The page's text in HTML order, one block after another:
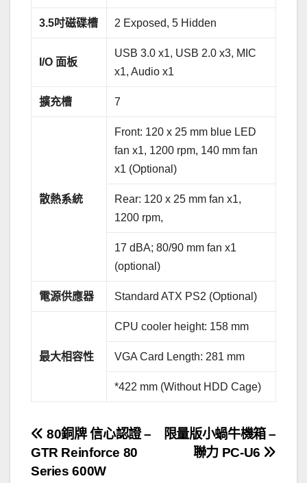
3.5吋磁碟槽 2 Exposed, 5 Hidden
I/O 面板
USB 3.0 x1, USB 2.0 x3, MIC
x1, Audio x1
擴充槽 7
散熱系統
Front: 120 x 25 mm blue LED
fan x1, 1200 rpm, 140 mm fan
x1 (Optional)
Rear: 120 x 25 mm fan x1,
1200 rpm,
17 dBA; 80/90 mm fan x1
(optional)
電源供應器 Standard ATX PS2 (Optional)
最大相容性
CPU cooler height: 158 mm
VGA Card Length: 281 mm
*422 mm (Without HDD Cage)
文
章
限量版小蝸牛機箱 –
聯力 PC-U6
80銅牌 信心認證 –
GTR Reinforce 80
Series 600W